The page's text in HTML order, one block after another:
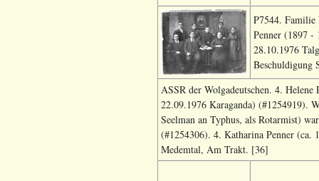
P7544. Familie
Penner (1897 -
28.10.1976
Beschuldigung
ASSR der Wolgadeutschen. 4.
22.09.1976 Karaganda) (#1254919).
Seelman an Typhus, als Rotarmist)
(#1254306). 4. Katharina Penner
Medemtal, Am Trakt. [36]